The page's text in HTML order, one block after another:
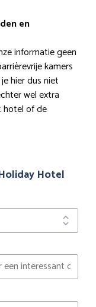
en
informatie geen
kamers
hier dus niet
wel extra
hotel of de
Hotel